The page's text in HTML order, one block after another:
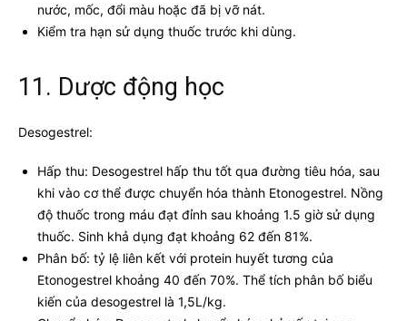
nước, mốc, đổi màu hoặc đã bị vỡ nát.
Kiểm tra hạn sử dụng thuốc trước khi dùng.
11. Dược động học
Desogestrel:
Hấp thu: Desogestrel hấp thu tốt qua đường tiêu hóa, sau
khi vào cơ thể được chuyển hóa thành Etonogestrel. Nồng
độ thuốc trong máu đạt đỉnh sau khoảng 1.5 giờ sử dụng
thuốc. Sinh khả dụng đạt khoảng 62 đến 81%.
Phân bố: tỷ lệ liên kết với protein huyết tương của
Etonogestrel khoảng 40 đến 70%. Thể tích phân bố biểu
kiến của desogestrel là 1,5L/kg.